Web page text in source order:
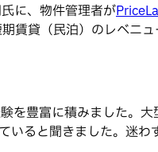
に、物件管理者が
賃貸（民泊）のレベニ
豊富に積みました。大
ると聞きました。迷わ